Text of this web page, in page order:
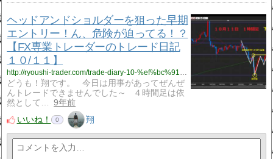
ヘッドアンドショルダーを狙った早期
エントリー！ん、危険が迫ってる！？
【FX専業トレーダーのトレード日記
１０/１１】
どうも！翔です。 今日は用事があってぜんぜ
んトレードできませんでした～ ４時間足は依
然として…
9年前
いいね！
0 翔